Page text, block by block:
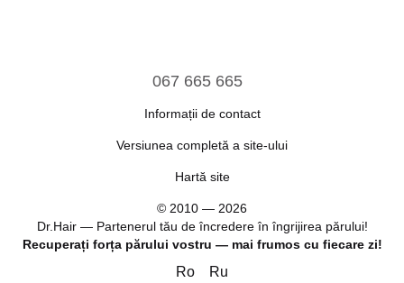
067 665 665
Informații de contact
Versiunea completă a site-ului
Hartă site
© 2010 — 2026
Dr.Hair — Partenerul tău de încredere în îngrijirea părului!
Recuperați forța părului vostru — mai frumos cu fiecare zi!
Ro Ru